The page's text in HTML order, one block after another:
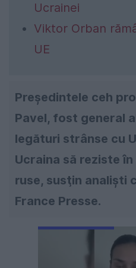
Ucrainei
Viktor Orban
UE
Preşedintele ceh
Pavel, fost general
legături strânse cu
Ucraina să reziste
ruse, susţin analişti
France Presse.